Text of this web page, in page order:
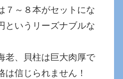
７～８本がセットにな
というリーズナブルな
老、貝柱は巨大肉厚で
は信じられません！